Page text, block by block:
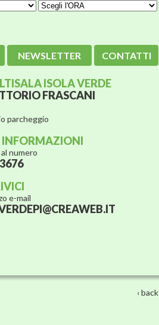
NEWSLETTER CONTATTI
ISOLA VERDE
FRASCANI
parcheggio
INFORMAZIONI
numero
e-mail
‹ back